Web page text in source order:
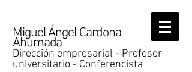
Miguel Ángel Cardona
Ahumada
Dirección empresarial - Profesor
universitario - Conferencista